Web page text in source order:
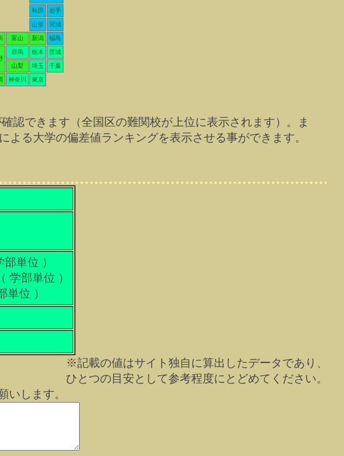
秋田 岩手
山形 宮城
富山 新潟 福島
群馬 栃木 茨城
山梨 埼玉 千葉
神奈川 東京
認できます（全国区の難関校が上位に表示されます）。ま
る大学の偏差値ランキングを表示させる事ができます。
単位 ）
学部単位 ）
位 ）
※記載の値はサイト独自に算出したデータであり、
ひとつの目安として参考程度にとどめてください。
いします。